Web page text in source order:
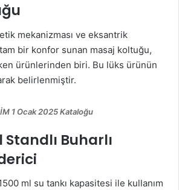
mekanizması ve eksantrik
bir konfor sunan masaj koltuğu,
ürünlerinden biri. Bu lüks ürünün
belirlenmiştir.
1 Ocak 2025 Kataloğu
Buharlı
ml su tankı kapasitesi ile kullanım